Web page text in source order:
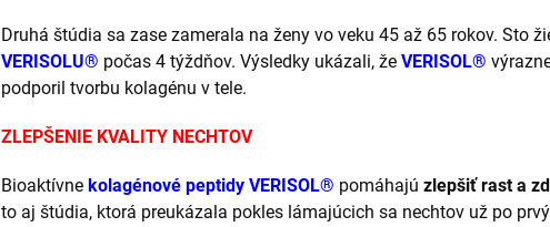
Druhá štúdia sa zase zamerala na ženy vo veku 45 až 65 rokov. Sto
VERISOLU® počas 4 týždňov. Výsledky ukázali, že VERISOL®
podporil tvorbu kolagénu v tele.
ZLEPŠENIE KVALITY NECHTOV
Bioaktívne kolagénové peptidy VERISOL® pomáhajú zlepšiť rast a
to aj štúdia, ktorá preukázala pokles lámajúcich sa nechtov už po